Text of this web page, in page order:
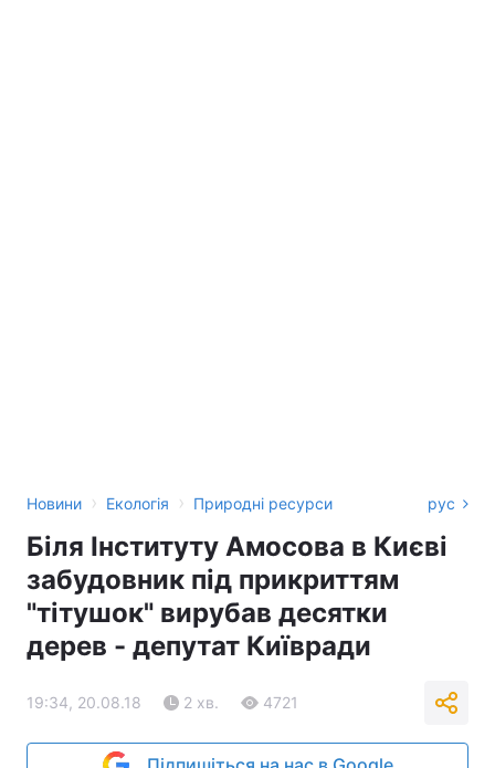
Новини › Екологія › Природні ресурси рус
Біля Інституту Амосова в Києві
забудовник під прикриттям
"тітушок" вирубав десятки
дерев - депутат Київради
19:34, 20.08.18 2 хв. 4721